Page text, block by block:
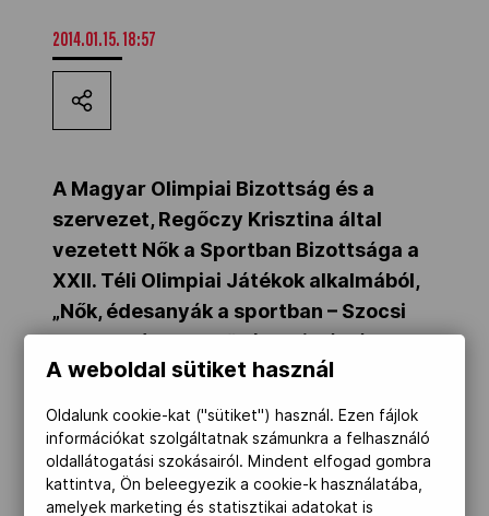
Kettőskarrier-program
Társszervezetek
OVEP
Adatbank
2014.01.15. 18:57
A Magyar Olimpiai Bizottság és a
szervezet, Regőczy Krisztina által
vezetett Nők a Sportban Bizottsága a
XXII. Téli Olimpiai Játékok alkalmából,
„Nők, édesanyák a sportban – Szocsi
2014” – címmel művészeti pályázatot
írt ki.
A pályázat a téli olimpiai játékokra és az
azon részt vevő női sportolókra kívánja
felhívni a figyelmet, a sportolók mögött
A weboldal sütiket használ
Oldalunk cookie-kat ("sütiket") használ. Ezen fájlok
információkat szolgáltatnak számunkra a felhasználó
oldallátogatási szokásairól. Mindent elfogad gombra
kattintva, Ön beleegyezik a cookie-k használatába,
amelyek marketing és statisztikai adatokat is